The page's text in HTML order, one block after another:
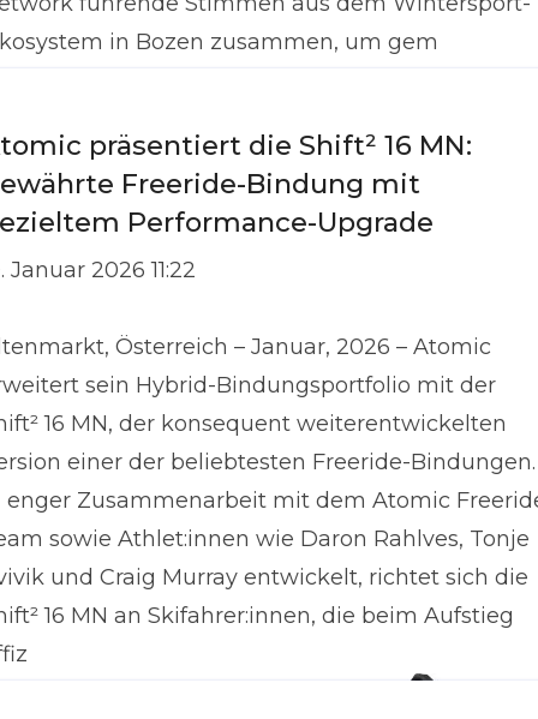
in Bozen zusammen, um gem
präsentiert die Shift² 16 MN:
Freeride-Bindung mit
Performance-Upgrade
Januar 2026 11:22
Österreich – Januar, 2026 – Atomic
sein Hybrid-Bindungsportfolio mit der
16 MN, der konsequent weiterentwickelten
einer der beliebtesten Freeride-Bindungen.
enger Zusammenarbeit mit dem Atomic
sowie Athlet:innen wie Daron Rahlves, Tonje
und Craig Murray entwickelt, richtet sich die
16 MN an Skifahrer:innen, die beim Aufstieg